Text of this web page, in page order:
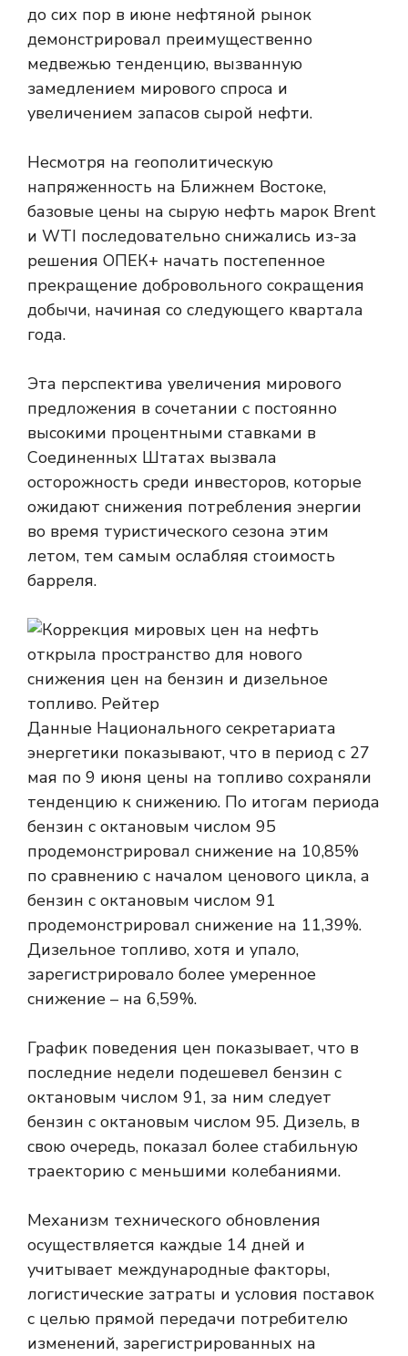
до сих пор в июне нефтяной рынок
демонстрировал преимущественно
медвежью тенденцию, вызванную
замедлением мирового спроса и
увеличением запасов сырой нефти.
Несмотря на геополитическую
напряженность на Ближнем Востоке,
базовые цены на сырую нефть марок Brent
и WTI последовательно снижались из-за
решения ОПЕК+ начать постепенное
прекращение добровольного сокращения
добычи, начиная со следующего квартала
года.
Эта перспектива увеличения мирового
предложения в сочетании с постоянно
высокими процентными ставками в
Соединенных Штатах вызвала
осторожность среди инвесторов, которые
ожидают снижения потребления энергии
во время туристического сезона этим
летом, тем самым ослабляя стоимость
барреля.
Данные Национального секретариата
энергетики показывают, что в период с 27
мая по 9 июня цены на топливо сохраняли
тенденцию к снижению. По итогам периода
бензин с октановым числом 95
продемонстрировал снижение на 10,85%
по сравнению с началом ценового цикла, а
бензин с октановым числом 91
продемонстрировал снижение на 11,39%.
Дизельное топливо, хотя и упало,
зарегистрировало более умеренное
снижение – на 6,59%.
График поведения цен показывает, что в
последние недели подешевел бензин с
октановым числом 91, за ним следует
бензин с октановым числом 95. Дизель, в
свою очередь, показал более стабильную
траекторию с меньшими колебаниями.
Механизм технического обновления
осуществляется каждые 14 дней и
учитывает международные факторы,
логистические затраты и условия поставок
с целью прямой передачи потребителю
изменений, зарегистрированных на